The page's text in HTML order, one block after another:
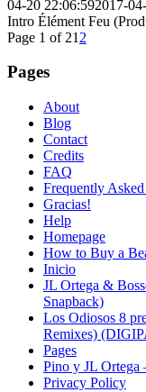
04-20 22:06:592017-
Intro Élément Feu
Page 1 of 21 2
Pages
About
Blog
Contact
Credits
FAQ
Frequently
Gracias!
Help
Homepage
How to Buy a
Inicio
JL Ortega &
Snapback)
Los Odiosos 8
Remixes)
Pages
Pino y JL
Privacy Policy